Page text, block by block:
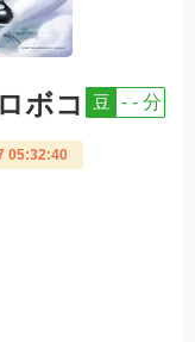
ボコ 豆 - - 分
05:32:40